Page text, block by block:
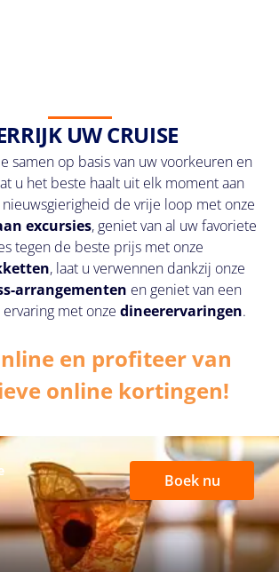
UW CRUISE
samen op basis van uw voorkeuren en
u het beste haalt uit elk moment aan
de vrije loop met onze
excursies, geniet van al uw favoriete
tegen de beste prijs met onze
, laat u verwennen dankzij onze
arrangementen en geniet van een
met onze dineerervaringen.
en profiteer van
online kortingen!
Boek nu